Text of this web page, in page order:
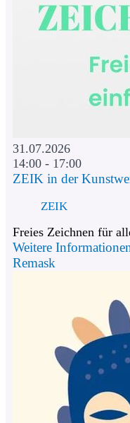
31.07.2026
14:00 - 17:00
ZEIK in der
ZEIK
Freies Zeichnen für
Weitere
Remask